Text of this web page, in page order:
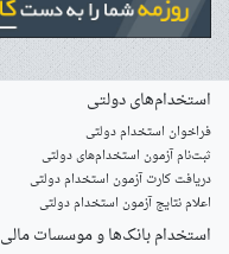
استخدام‌های دولتی
فراخوان استخدام دولتی
ثبت‌نام آزمون‌ استخدام‌های دولتی
دریافت کارت آزمون استخدام دولتی
اعلام نتایج آزمون استخدام دولتی
استخدام‌ بانک‌ها و موسسات مالی